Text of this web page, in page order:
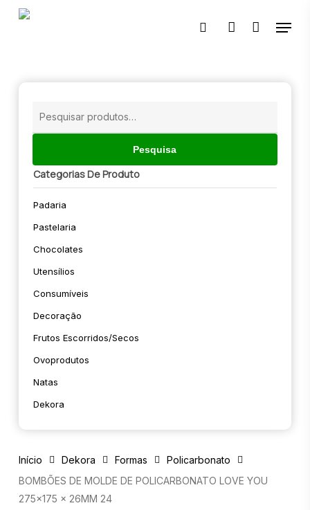
Skip
🔍
pesquisaraccount
Menu
Pesquisa
Categorias De Produto
Padaria
Pastelaria
Chocolates
Utensílios
Consumíveis
Decoração
Frutos Escorridos/secos
Ovoprodutos
Natas
Dekora
Início Dekora Formas
Policarbonato
BOMBÕES DE MOLDE DE POLICARBONATO LOVE YOU
275×175 x 26MM 24